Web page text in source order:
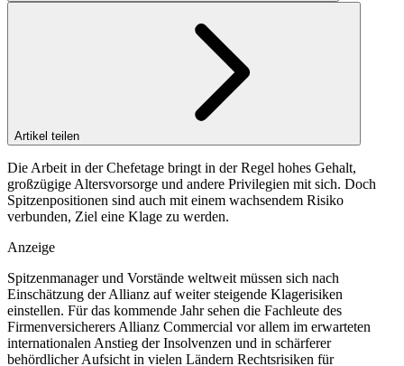
Artikel teilen
Die Arbeit in der Chefetage bringt in der Regel hohes Gehalt,
großzügige Altersvorsorge und andere Privilegien mit sich. Doch
Spitzenpositionen sind auch mit einem wachsendem Risiko
verbunden, Ziel eine Klage zu werden.
Anzeige
Spitzenmanager und Vorstände weltweit müssen sich nach
Einschätzung der Allianz auf weiter steigende Klagerisiken
einstellen. Für das kommende Jahr sehen die Fachleute des
Firmenversicherers Allianz Commercial vor allem im erwarteten
internationalen Anstieg der Insolvenzen und in schärferer
behördlicher Aufsicht in vielen Ländern Rechtsrisiken für